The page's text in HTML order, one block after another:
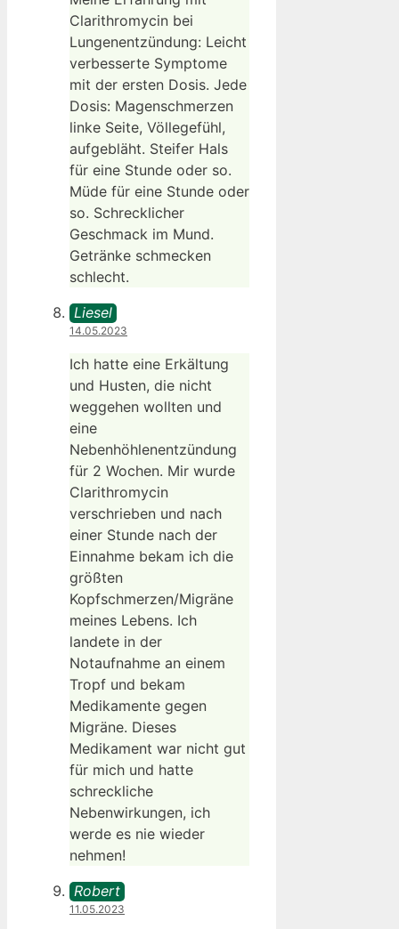
Clarithromycin bei
Lungenentzündung: Leicht
verbesserte Symptome
mit der ersten Dosis. Jede
Dosis: Magenschmerzen
linke Seite, Völlegefühl,
aufgebläht. Steifer Hals
für eine Stunde oder so.
Müde für eine Stunde oder
so. Schrecklicher
Geschmack im Mund.
Getränke schmecken
schlecht.
Liesel
14.05.2023
Ich hatte eine Erkältung
und Husten, die nicht
weggehen wollten und
eine
Nebenhöhlenentzündung
für 2 Wochen. Mir wurde
Clarithromycin
verschrieben und nach
einer Stunde nach der
Einnahme bekam ich die
größten
Kopfschmerzen/Migräne
meines Lebens. Ich
landete in der
Notaufnahme an einem
Tropf und bekam
Medikamente gegen
Migräne. Dieses
Medikament war nicht gut
für mich und hatte
schreckliche
Nebenwirkungen, ich
werde es nie wieder
nehmen!
Robert
11.05.2023